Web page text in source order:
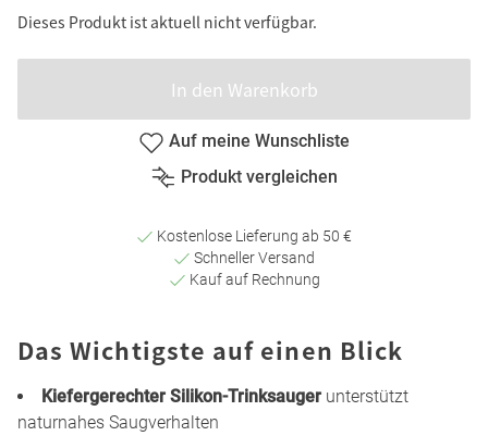
Dieses Produkt ist aktuell nicht verfügbar.
In den Warenkorb
Auf meine Wunschliste
Produkt vergleichen
Kostenlose Lieferung ab 50 €
Schneller Versand
Kauf auf Rechnung
Das Wichtigste auf einen Blick
Kiefergerechter Silikon-Trinksauger unterstützt
naturnahes Saugverhalten